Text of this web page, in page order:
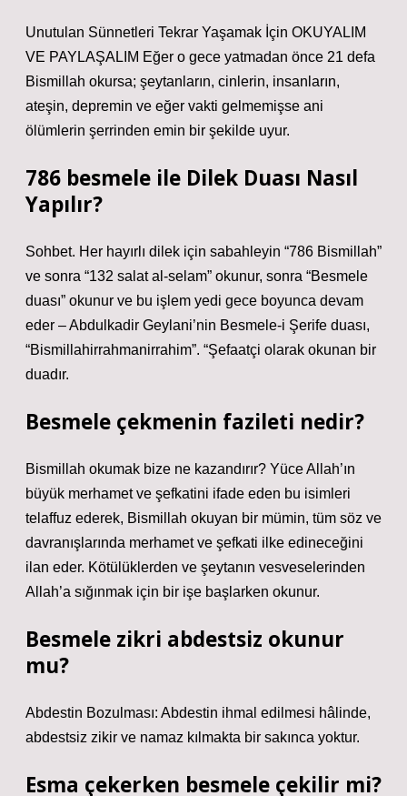
Unutulan Sünnetleri Tekrar Yaşamak İçin OKUYALIM
VE PAYLAŞALIM Eğer o gece yatmadan önce 21 defa
Bismillah okursa; şeytanların, cinlerin, insanların,
ateşin, depremin ve eğer vakti gelmemişse ani
ölümlerin şerrinden emin bir şekilde uyur.
786 besmele ile Dilek Duası Nasıl
Yapılır?
Sohbet. Her hayırlı dilek için sabahleyin “786 Bismillah”
ve sonra “132 salat al-selam” okunur, sonra “Besmele
duası” okunur ve bu işlem yedi gece boyunca devam
eder – Abdulkadir Geylani’nin Besmele-i Şerife duası,
“Bismillahirrahmanirrahim”. “Şefaatçi olarak okunan bir
duadır.
Besmele çekmenin fazileti nedir?
Bismillah okumak bize ne kazandırır? Yüce Allah’ın
büyük merhamet ve şefkatini ifade eden bu isimleri
telaffuz ederek, Bismillah okuyan bir mümin, tüm söz ve
davranışlarında merhamet ve şefkati ilke edineceğini
ilan eder. Kötülüklerden ve şeytanın vesveselerinden
Allah’a sığınmak için bir işe başlarken okunur.
Besmele zikri abdestsiz okunur
mu?
Abdestin Bozulması: Abdestin ihmal edilmesi hâlinde,
abdestsiz zikir ve namaz kılmakta bir sakınca yoktur.
Esma çekerken besmele çekilir mi?